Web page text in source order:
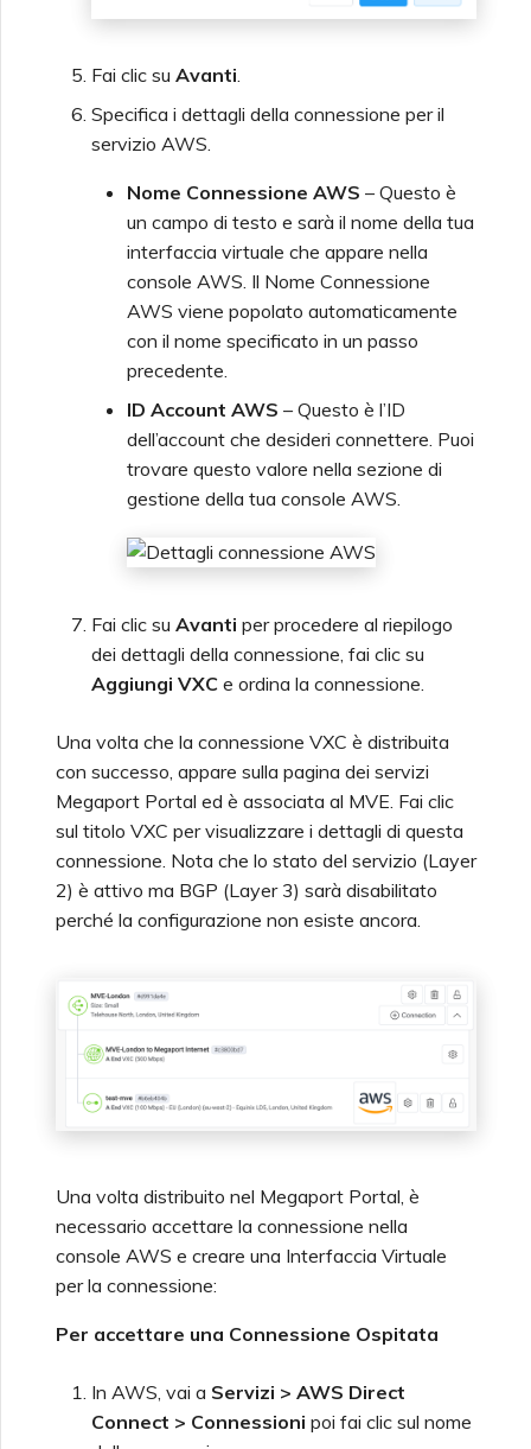
Fai clic su Avanti
Specifica i dettagli della connessione per il
servizio AWS.
Nome Connessione AWS – Questo è
un campo di testo e sarà il nome della tua
interfaccia virtuale che appare nella
console AWS. Il Nome Connessione
AWS viene popolato automaticamente
con il nome specificato in un passo
precedente.
ID Account AWS – Questo è l’ID
dell’account che desideri connettere. Puoi
trovare questo valore nella sezione di
gestione della tua console AWS.
Fai clic su Avanti per procedere al riepilogo
dei dettagli della connessione, fai clic su
Aggiungi VXC e ordina la connessione.
Una volta che la connessione VXC è distribuita
con successo, appare sulla pagina dei servizi
Megaport Portal ed è associata al MVE. Fai clic
sul titolo VXC per visualizzare i dettagli di questa
connessione. Nota che lo stato del servizio (Layer
2) è attivo ma BGP (Layer 3) sarà disabilitato
perché la configurazione non esiste ancora.
Una volta distribuito nel Megaport Portal, è
necessario accettare la connessione nella
console AWS e creare una Interfaccia Virtuale
per la connessione:
Per accettare una Connessione Ospitata
In AWS, vai a Servizi > AWS Direct
Connect > Connessioni poi fai clic sul nome